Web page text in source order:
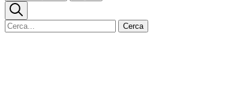
Cerca